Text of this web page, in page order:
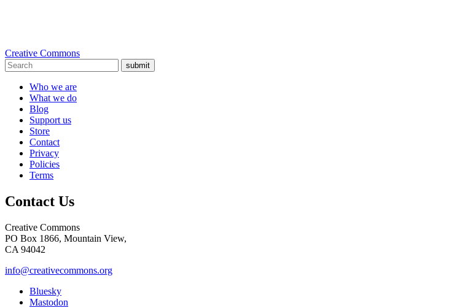
Creative Commons
submit
Who we are
What we do
Blog
Support us
Store
Contact
Privacy
Policies
Terms
Contact Us
Creative Commons
PO Box 1866, Mountain View,
CA 94042
info@creativecommons.org
Bluesky
Mastodon